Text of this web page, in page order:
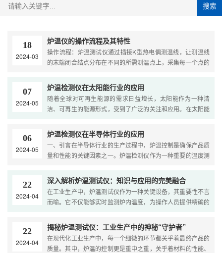
搜索
18
2024-03
炉温仪的操作流程及其特性
操作流程：炉温测试仪通过插接K型热电偶测温线，让测温线
的末端闭合结点分布在不同的所需测温点上，采集每一个点的
···
07
2024-05
炉温检测仪在太阳能行业的应用
随着全球对可再生能源的需求日益增长，太阳能作为一种清
洁、可再生的能源形式，受到了广泛的关注和应用。在太阳能
···
06
2024-05
炉温检测仪在半导体行业的应用
一、引言在半导体行业的生产过程中，炉温控制是确保产品质
量和性能的关键因素之一。炉温检测仪作为一种重要的温度测
22
2024-04
深入解析炉温测试仪：知识与应用的完美融合
在工业生产中，炉温测试仪作为一种关键设备，其重要性不言
而喻。它不仅能够实时监测炉内温度，为操作人员提供精确的
22
2024-04
揭秘炉温测试仪：工业生产中的神秘“守护者”
在现代化工业生产中，每一个细微的环节都关乎着最终产品的
质量。其中，炉温的控制更是重中之重，关乎着材料的性能、